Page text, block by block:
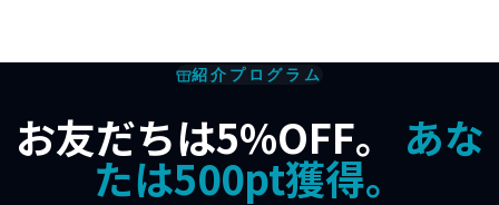
紹介プログラム
お友だちは5%OFF。 あな
たは500pt獲得。